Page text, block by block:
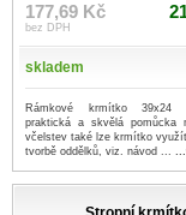
177,69 Kč
bez DPH
skladem
Rámkové krmítko 39x24
praktická a skvělá pomůcka
včelstev také lze krmítko
tvorbě oddělků, viz. návod ...